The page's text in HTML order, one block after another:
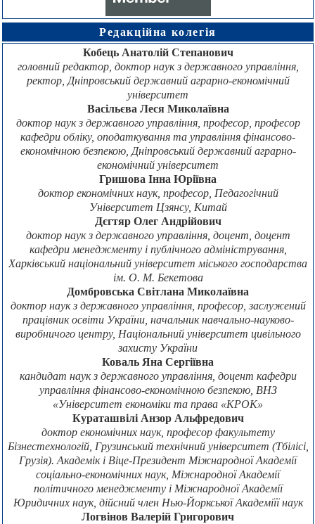
Редакційна колегія
Кобець Анатолій Степанович
головний редактор, доктор наук з державного управління,
ректор, Дніпровський державний аграрно-економічний
університет
Васільєва Леся Миколаївна
доктор наук з державного управління, професор, професор
кафедри обліку, оподаткування та управління фінансово-
економічною безпекою, Дніпровський державний аграрно-
економічний університет
Гришова Інна Юріївна
доктор економічних наук, професор, Педагогічний
Університет Цзянсу, Китай
Дєгтяр Олег Андрійович
доктор наук з державного управління, доцент, доцент
кафедри менеджменту і публічного адміністрування,
Харківський національний університет міського господарства
ім. О. М. Бекетова
Домбровська Світлана Миколаївна
доктор наук з державного управління, професор, заслужений
працівник освіти України, начальник навчально-науково-
виробничого центру, Національний університет цивільного
захисту України
Коваль Яна Сергіївна
кандидат наук з державного управління, доцент кафедри
управління фінансово-економічною безпекою, ВНЗ
«Університет економіки та права «КРОК»
Кураташвілі Анзор Альфредович
доктор економічних наук, професор факультету
Бізнестехнологій, Грузинський технічний університет (Тбілісі,
Грузія). Академік і Віце-Президент Міжнародної Академії
соціально-економічних наук, Міжнародної Академії
політичного менеджменту і Міжнародної Академії
Юридичних наук, дійсний член Нью-Йоркської Академіїї наук
Логвінов Валерій Григорович